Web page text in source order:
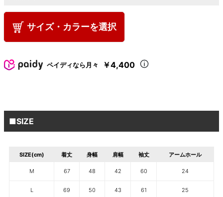
サイズ・カラーを選択
ペイディなら月々 ￥4,400
■SIZE
SIZE(cm) 着丈 身幅 肩幅 袖丈 アームホール
M 67 48 42 60 24
L 69 50 43 61 25